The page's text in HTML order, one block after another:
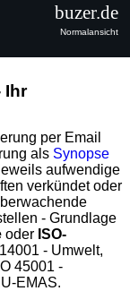
Ihr
per Email
als Synopse
aufwendige
verkündet oder
- Grundlage
oder ISO-
- Umwelt,
45001 -
EMAS.
buzer.de
Normalansicht